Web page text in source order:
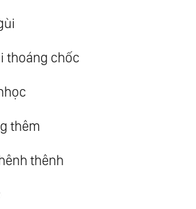
Trở Về Đại Dương
Chính
Này Được Tạo Ra Chỉ Là: “Vì
Tạo Hóa - Không Thiên Vị,
Dòng Đời Bất Định
Nghiệp
thoáng chốc
thêm
thênh